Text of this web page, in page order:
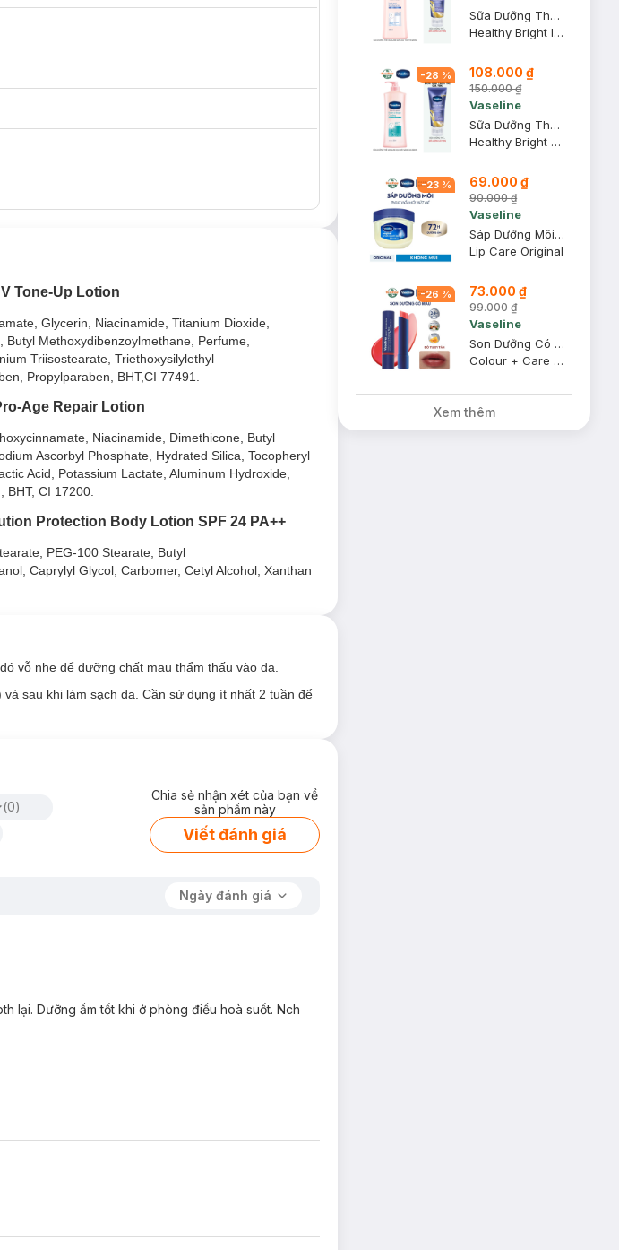
Pro-Age Repair Lotion
trẻ và căng mướt mịn màng, rạng ngời sức sống
ẩm, khoá ẩm với giọt Vaseline Jelly siêu nhỏ.
Tone-Up Lotion
Glycerin, Niacinamide, Titanium Dioxide,
Methoxydibenzoylmethane, Perfume,
Triisostearate, Triethoxysilylethyl
Propylparaben, BHT,CI 77491.
Age Repair Lotion
Niacinamide, Dimethicone, Butyl
Ascorbyl Phosphate, Hydrated Silica, Tocopheryl
Acid, Potassium Lactate, Aluminum Hydroxide,
CI 17200.
Protection Body Lotion SPF 24 PA++
PEG-100 Stearate, Butyl
Caprylyl Glycol, Carbomer, Cetyl Alcohol, Xanthan
vỗ nhẹ để dưỡng chất mau thẩm thấu vào da.
sau khi làm sạch da. Cần sử dụng ít nhất 2 tuần để
(0)
Chia sẻ nhận xét của bạn về
sản phẩm này
Viết đánh giá
Ngày đánh giá
lại. Dưỡng ẩm tốt khi ở phòng điều hoà suốt. Nch
Sữa Dưỡng Thể Vaseline Sáng Da Tức Thì 320ml
Healthy Bright Instant Radiance UV Tone-Up Lotion
-28 % 108.000 ₫
150.000 ₫
Vaseline
Sữa Dưỡng Thể Vaseline Dịu Mát Sáng Da 350ml
Healthy Bright Fresh & Bright Cooling UV Niacinamide Lotion
-23 % 69.000 ₫
90.000 ₫
Vaseline
Sáp Dưỡng Môi Vaseline Mềm Mịn 7g
Lip Care Original
-26 % 73.000 ₫
99.000 ₫
Vaseline
Son Dưỡng Có Màu Vaseline Đỏ Tươi Tắn 3g
Colour + Care #Kissing Red
Xem thêm